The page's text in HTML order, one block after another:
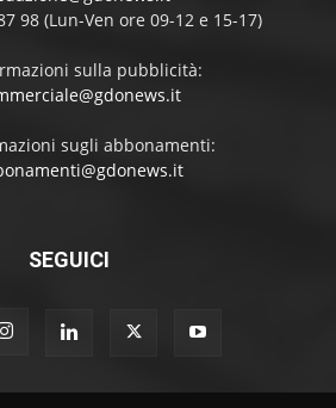
98 (Lun-Ven ore 09-12 e 15-17)
sulla pubblicità:
sugli abbonamenti:
SEGUICI